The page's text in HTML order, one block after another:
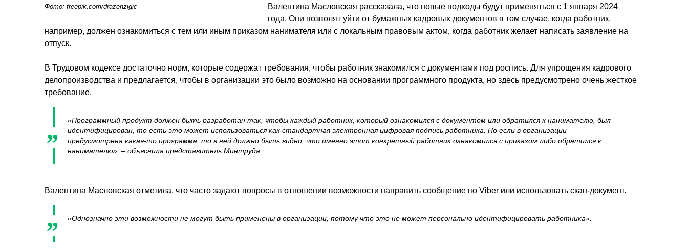
Фото: freepik.com/drazenzigic
Валентина Масловская рассказала, что новые подходы будут применяться с 1 января 2024
года. Они позволят уйти от бумажных кадровых документов в том случае, когда работник,
например, должен ознакомиться с тем или иным приказом нанимателя или с локальным правовым актом, когда работник желает написать заявление на
отпуск.
В Трудовом кодексе достаточно норм, которые содержат требования, чтобы работник знакомился с документами под роспись. Для упрощения кадрового
делопроизводства и предлагается, чтобы в организации это было возможно на основании программного продукта, но здесь предусмотрено очень жесткое
требование.
«Программный продукт должен быть разработан так, чтобы каждый работник, который ознакомился с документом или обратился к нанимателю, был
идентифицирован, то есть это может использоваться как стандартная электронная цифровая подпись работника. Но если в организации
предусмотрена какая-то программа, то в ней должно быть видно, что именно этот конкретный работник ознакомился с приказом либо обратился к
нанимателю», – объяснила представитель Минтруда.
Валентина Масловская отметила, что часто задают вопросы в отношении возможности направить сообщение по Viber или использовать скан-документ.
«Однозначно эти возможности не могут быть применены в организации, потому что это не может персонально идентифицировать работника».